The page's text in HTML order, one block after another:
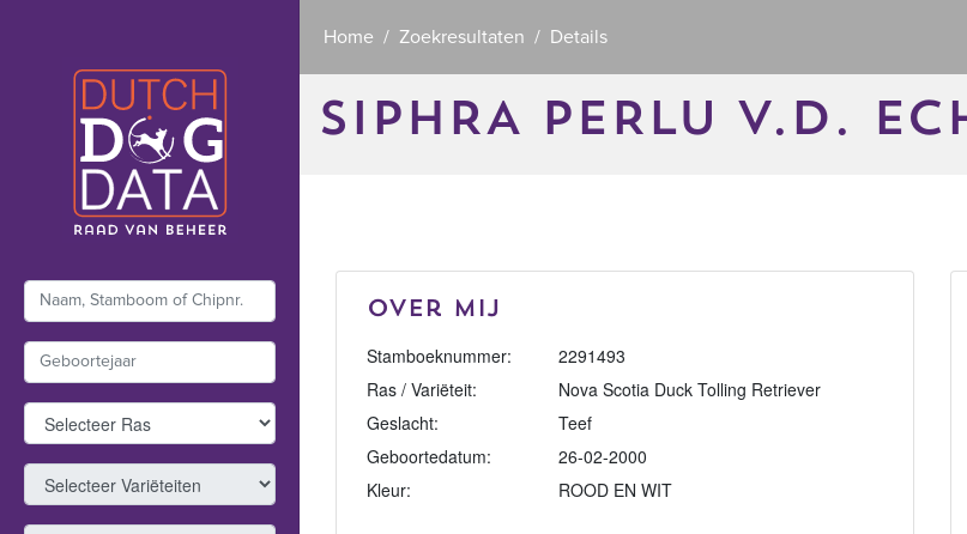
Home Zoekresultaten Details
SIPHRA PERLU V.D.
Over mij
Stamboeknummer:
2291493
Ras / Variëteit:
Nova Scotia Duck Tolling Retriever
Geslacht:
Teef
Geboortedatum:
26-02-2000
Kleur:
ROOD EN WIT